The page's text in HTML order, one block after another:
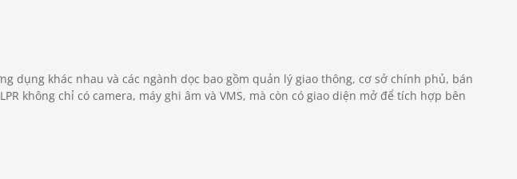
dụng khác nhau và các ngành dọc bao gồm quản lý giao thông, cơ sở chính phủ, bán
không chỉ có camera, máy ghi âm và VMS, mà còn có giao diện mở để tích hợp bên